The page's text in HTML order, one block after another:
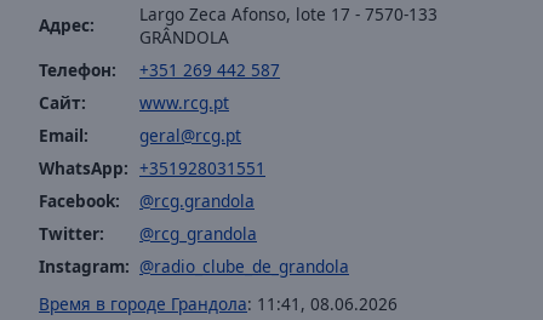
opens
subtitles
settings
dialog
subtitles
off,
selected
Audio
Track
Picture-
Адрес:
Largo Zeca Afonso, lote 17 - 7570-133
GRÂNDOLA
Телефон:
+351 269 442 587
Сайт:
www.rcg.pt
Email:
geral@rcg.pt
WhatsApp: +351928031551
Facebook:
@rcg.grandola
Twitter:
@rcg_grandola
Instagram: @radio_clube_de_grandola
Время в городе Грандола: 11:41 , 08.06.2026